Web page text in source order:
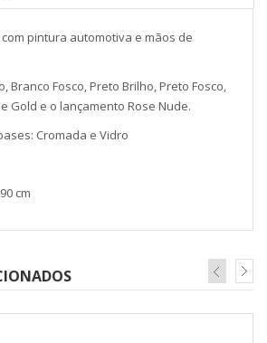
pintura automotiva e mãos de
Branco Fosco, Preto Brilho, Preto Fosco,
Gold e o lançamento Rose Nude.
Cromada e Vidro
cm